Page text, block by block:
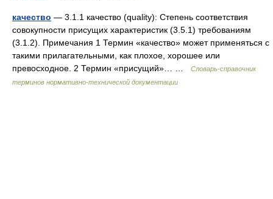
качество — 3.1.1 качество (quality): Степень соответствия
совокупности присущих характеристик (3.5.1) требованиям
(3.1.2). Примечания 1 Термин «качество» может применяться с
такими прилагательными, как плохое, хорошее или
превосходное. 2 Термин «присущий»… …
Словарь-справочник
терминов нормативно-технической документации